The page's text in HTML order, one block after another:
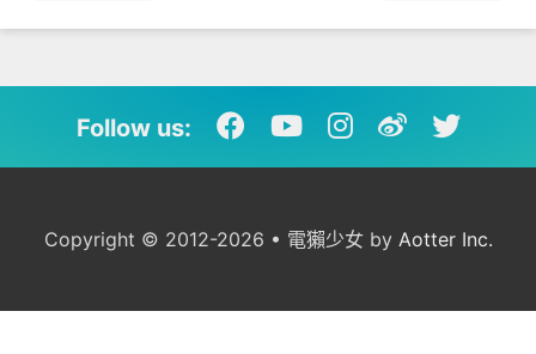
Follow us:
Copyright © 2012-2026 • 電獺少女 by Aotter Inc.